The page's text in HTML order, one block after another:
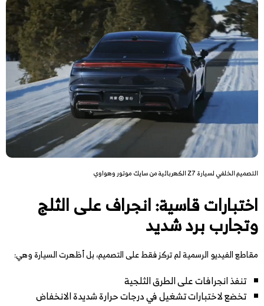
التصميم الخلفي لسيارة Z7 الكهربائية من سايك موتور وهواوي
اختبارات قاسية: انجراف على الثلج
وتجارب برد شديد
مقاطع الفيديو الرسمية لم تركز فقط على التصميم، بل أظهرت السيارة وهي:
تنفذ انجرافات على الطرق الثلجية
تخضع لاختبارات تشغيل في درجات حرارة شديدة الانخفاض